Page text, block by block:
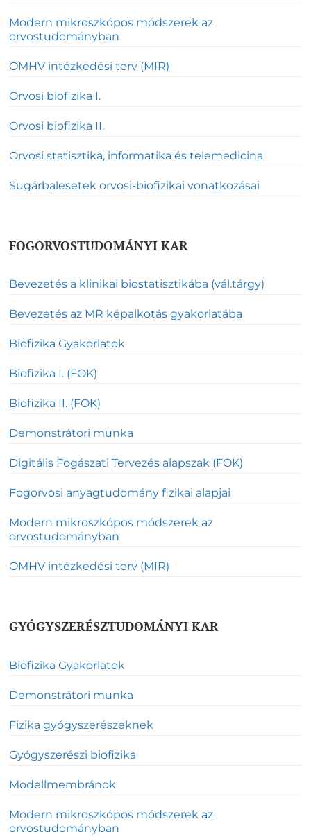
Modern mikroszkópos módszerek az
orvostudományban
OMHV intézkedési terv (MIR)
Orvosi biofizika I.
Orvosi biofizika II.
Orvosi statisztika, informatika és telemedicina
Sugárbalesetek orvosi-biofizikai vonatkozásai
FOGORVOSTUDOMÁNYI KAR
Bevezetés a klinikai biostatisztikába (vál.tárgy)
Bevezetés az MR képalkotás gyakorlatába
Biofizika Gyakorlatok
Biofizika I. (FOK)
Biofizika II. (FOK)
Demonstrátori munka
Digitális Fogászati Tervezés alapszak (FOK)
Fogorvosi anyagtudomány fizikai alapjai
Modern mikroszkópos módszerek az
orvostudományban
OMHV intézkedési terv (MIR)
GYÓGYSZERÉSZTUDOMÁNYI KAR
Biofizika Gyakorlatok
Demonstrátori munka
Fizika gyógyszerészeknek
Gyógyszerészi biofizika
Modellmembránok
Modern mikroszkópos módszerek az
orvostudományban